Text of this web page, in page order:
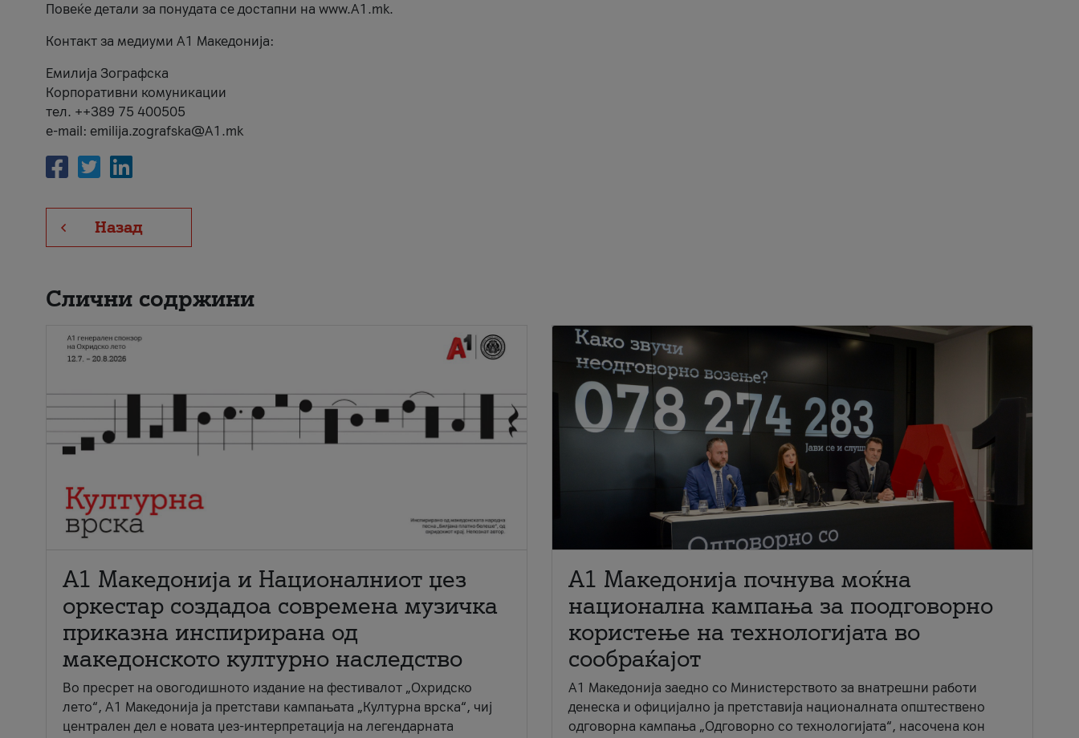
Повеќе детали за понудата се достапни на www.А1.mk.
Контакт за медиуми А1 Македонија:
Емилија Зографска
Корпоративни комуникации
тел. ++389 75 400505
e-mail: emilija.zografska@A1.mk
Назад
Слични содржини
А1 Македонија и Националниот џез
оркестар создадоа современа музичка
приказна инспирирана од
македонското културно наследство
Во пресрет на овогодишното издание на фестивалот „Охридско
лето“, А1 Македонија ја претстави кампањата „Културна врска“, чиј
централен дел е новата џез-интерпретација на легендарната
A1 Македонија почнува моќна
национална кампања за поодговорно
користење на технологијата во
сообраќајот
A1 Македонија заедно со Министерството за внатрешни работи
денеска и официјално ја претставија националната општествено
одговорна кампања „Одговорно со технологијата“, насочена кон